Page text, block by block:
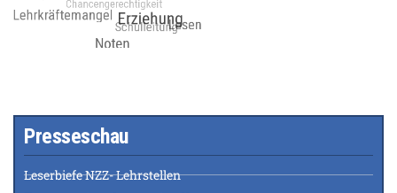
Presseschau
Leserbiefe NZZ- Lehrstellen